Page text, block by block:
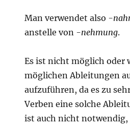
Man verwendet also -
anstelle von -nehmung.
Es ist nicht möglich oder
möglichen Ableitungen
aufzuführen, da es zu
Verben eine solche
ist auch nicht notwendig,